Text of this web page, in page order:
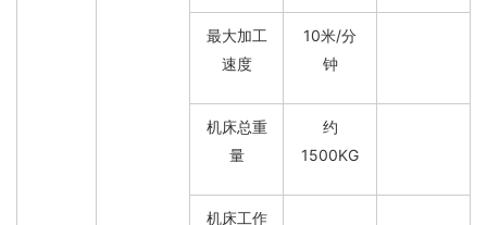
最大加工
速度
10米/分
钟
机床总重
量
约
1500KG
机床工作